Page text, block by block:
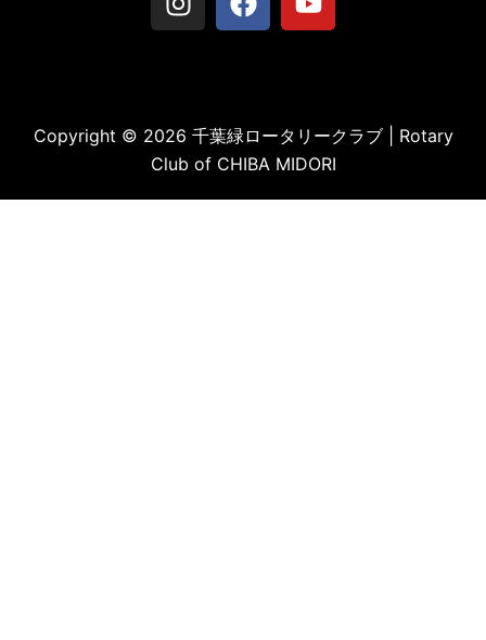
Copyright © 2026 千葉緑ロータリークラブ | Rotary
Club of CHIBA MIDORI